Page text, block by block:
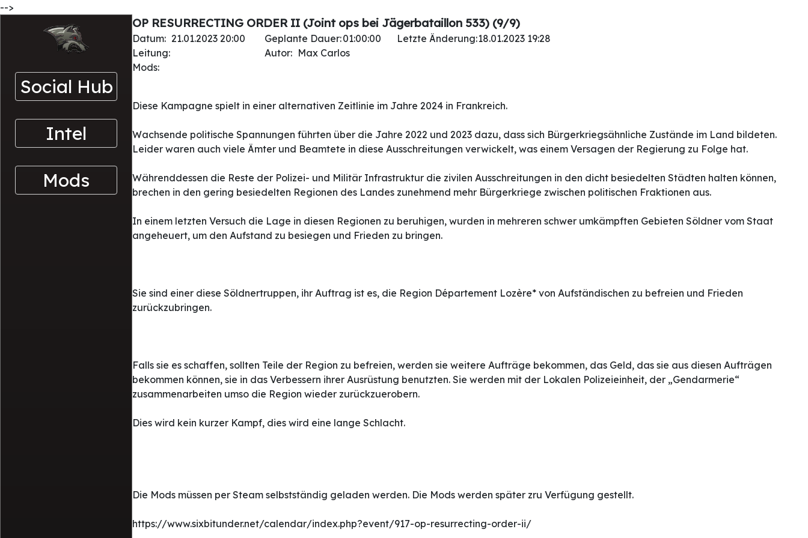
-->
Social Hub
Intel
Mods
OP RESURRECTING ORDER II (Joint ops bei Jägerbataillon 533) (9/9)
Datum: 21.01.2023 20:00 Geplante Dauer:01:00:00 Letzte Änderung:18.01.2023 19:28
Leitung:
Autor: Max Carlos
Mods:
Diese Kampagne spielt in einer alternativen Zeitlinie im Jahre 2024 in Frankreich.
Wachsende politische Spannungen führten über die Jahre 2022 und 2023 dazu, dass sich Bürgerkriegsähnliche Zustände im Land bildeten.
Leider waren auch viele Ämter und Beamtete in diese Ausschreitungen verwickelt, was einem Versagen der Regierung zu Folge hat.
Währenddessen die Reste der Polizei- und Militär Infrastruktur die zivilen Ausschreitungen in den dicht besiedelten Städten halten können,
brechen in den gering besiedelten Regionen des Landes zunehmend mehr Bürgerkriege zwischen politischen Fraktionen aus.
In einem letzten Versuch die Lage in diesen Regionen zu beruhigen, wurden in mehreren schwer umkämpften Gebieten Söldner vom Staat
angeheuert, um den Aufstand zu besiegen und Frieden zu bringen.
Sie sind einer diese Söldnertruppen, ihr Auftrag ist es, die Region Département Lozère* von Aufständischen zu befreien und Frieden
zurückzubringen.
Falls sie es schaffen, sollten Teile der Region zu befreien, werden sie weitere Aufträge bekommen, das Geld, das sie aus diesen Aufträgen
bekommen können, sie in das Verbessern ihrer Ausrüstung benutzten. Sie werden mit der Lokalen Polizeieinheit, der „Gendarmerie“
zusammenarbeiten umso die Region wieder zurückzuerobern.
Dies wird kein kurzer Kampf, dies wird eine lange Schlacht.
Die Mods müssen per Steam selbstständig geladen werden. Die Mods werden später zru Verfügung gestellt.
https://www.sixbitunder.net/calendar/index.php?event/917-op-resurrecting-order-ii/